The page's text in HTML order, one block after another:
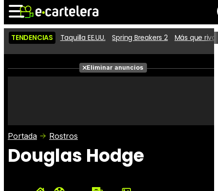
Noticias Cartelera
Películas
Críticas
TENDENCIAS Taquilla EE.UU. Spring Breakers 2 Más que
Eliminar anuncios
Portada Rostros
Douglas Hodge